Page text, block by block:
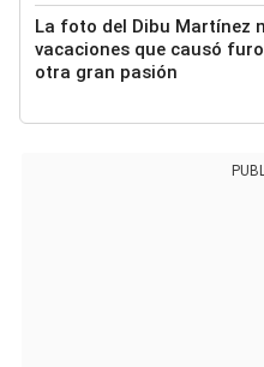
La foto del Dibu Martínez
vacaciones que causó
otra gran pasión